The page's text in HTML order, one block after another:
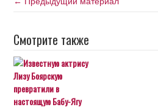
Смотрите также